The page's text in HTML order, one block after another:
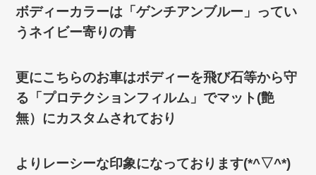
ボディーカラーは「ゲンチアンブルー」ってい
うネイビー寄りの青
更にこちらのお車はボディーを飛び石等から守
る「プロテクションフィルム」でマット(艶
無）にカスタムされており
よりレーシーな印象になっております(*^▽^*)